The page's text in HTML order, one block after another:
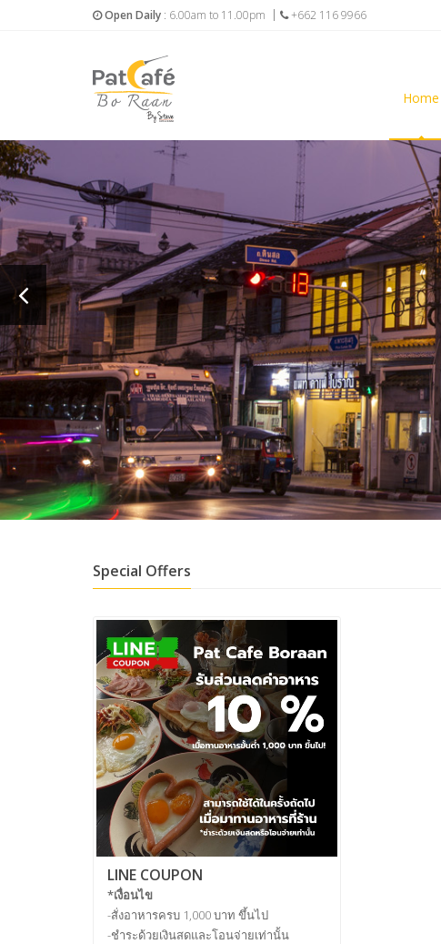
Open Daily : 6.00am to 11.00pm +662 116 9966
Home
Special Offers
LINE COUPON
*เงื่อนไข
-สั่งอาหารครบ 1,000 บาท ขึ้นไป
-ชำระด้วยเงินสดและโอนจ่ายเท่านั้น